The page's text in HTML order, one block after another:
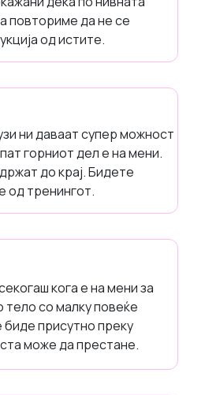
повториме да не се
од истите.
ни даваат супер можност
горниот дел е на мени.
до крај. Бидете
од тренингот.
кога е на мени за
тело со малку повеќе
биде присутно преку
може да престане.